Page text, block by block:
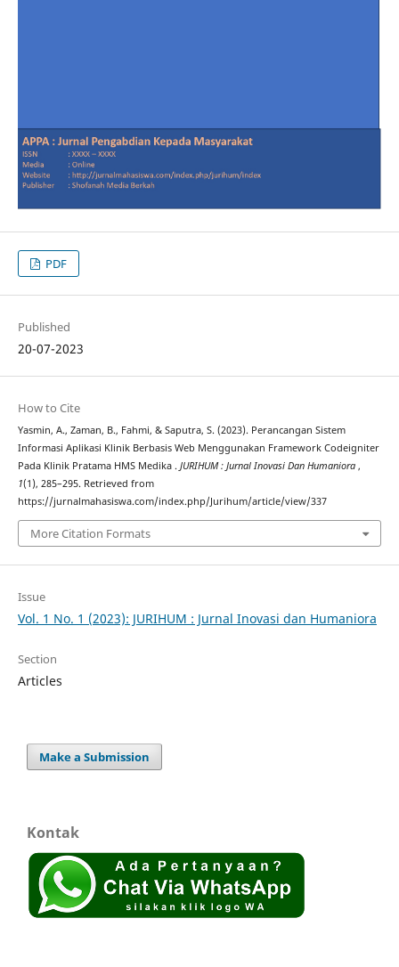
PDF
Published
20-07-2023
How to Cite
Yasmin, A., Zaman, B., Fahmi, & Saputra, S. (2023). Perancangan Sistem
Informasi Aplikasi Klinik Berbasis Web Menggunakan Framework Codeigniter
Pada Klinik Pratama HMS Medika . JURIHUM : Jurnal Inovasi Dan Humaniora ,
1(1), 285–295. Retrieved from
https://jurnalmahasiswa.com/index.php/Jurihum/article/view/337
More Citation Formats
Issue
Vol. 1 No. 1 (2023): JURIHUM : Jurnal Inovasi dan Humaniora
Section
Articles
Make a Submission
Kontak